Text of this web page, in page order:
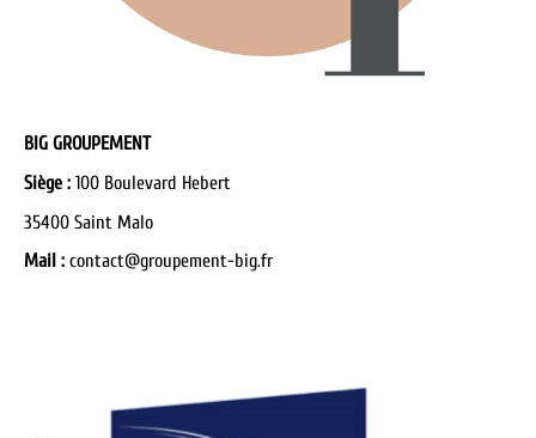
BIG GROUPEMENT
Siège : 100 Boulevard Hebert
35400 Saint Malo
Mail : contact@groupement-big.fr